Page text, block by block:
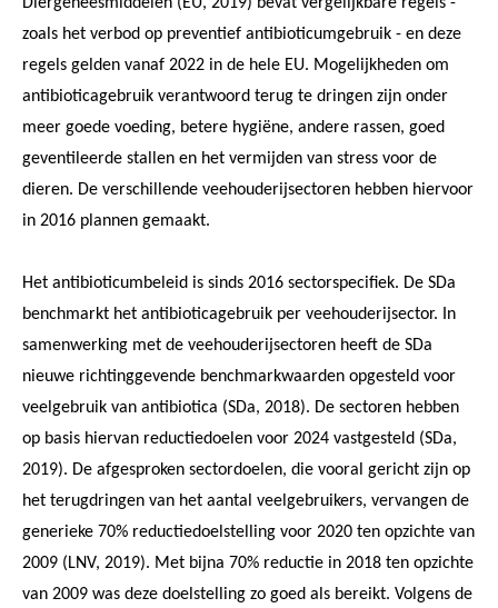
zoals het verbod op preventief antibioticumgebruik - en deze
regels gelden vanaf 2022 in de hele EU. Mogelijkheden om
antibioticagebruik verantwoord terug te dringen zijn onder
meer goede voeding, betere hygiëne, andere rassen, goed
geventileerde stallen en het vermijden van stress voor de
dieren. De verschillende veehouderijsectoren hebben hiervoor
in 2016 plannen gemaakt.
Het antibioticumbeleid is sinds 2016 sectorspecifiek. De SDa
benchmarkt het antibioticagebruik per veehouderijsector. In
samenwerking met de veehouderijsectoren heeft de SDa
nieuwe richtinggevende benchmarkwaarden opgesteld voor
veelgebruik van antibiotica (SDa, 2018). De sectoren hebben
op basis hiervan reductiedoelen voor 2024 vastgesteld (SDa,
2019). De afgesproken sectordoelen, die vooral gericht zijn op
het terugdringen van het aantal veelgebruikers, vervangen de
generieke 70% reductiedoelstelling voor 2020 ten opzichte van
2009 (LNV, 2019). Met bijna 70% reductie in 2018 ten opzichte
van 2009 was deze doelstelling zo goed als bereikt. Volgens de